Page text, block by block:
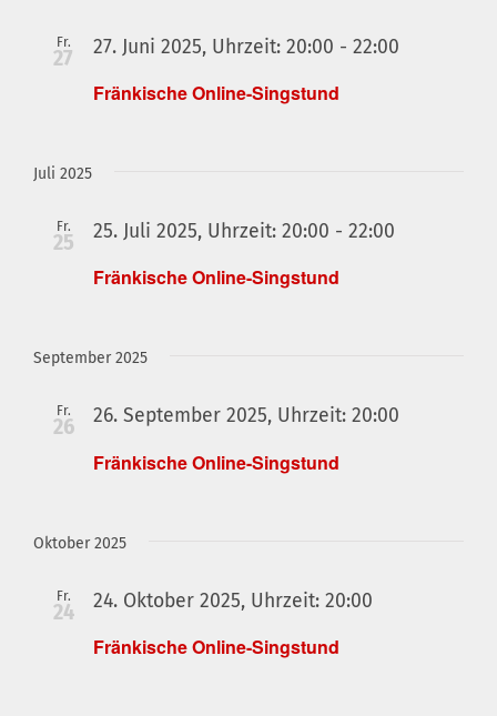
Fr.
27
Fränkische Online-Singstund
27. Juni 2025, Uhrzeit: 20:00 - 22:00
Juli 2025
Fr.
25
Fränkische Online-Singstund
25. Juli 2025, Uhrzeit: 20:00 - 22:00
September 2025
Fr.
26
Fränkische Online-Singstund
26. September 2025, Uhrzeit: 20:00
Oktober 2025
Fr.
24
Fränkische Online-Singstund
24. Oktober 2025, Uhrzeit: 20:00